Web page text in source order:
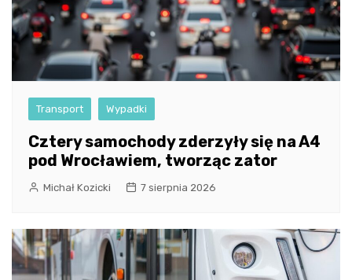
Transport Wypadki
Cztery samochody zderzyły się na A4
pod Wrocławiem, tworząc zator
Michał Kozicki 7 sierpnia 2026